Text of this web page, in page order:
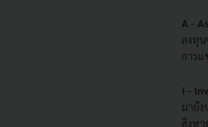
A -
ลงทุ
การ
I -
มายั
สิงห